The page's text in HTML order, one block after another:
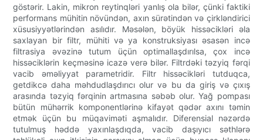
göstərir. Lakin, mikron reytinqləri yanlış ola bilər, çünki faktiki
performans mühitin növündən, axın sürətindən və çirkləndirici
xüsusiyyətlərindən asılıdır. Məsələn, böyük hissəcikləri əla
saxlayan bir filtr, mühiti və ya konstruksiyası əsasən incə
filtrasiya əvəzinə tutum üçün optimallaşdırılsa, çox incə
hissəciklərin keçməsinə icazə verə bilər. Filtrdəki təzyiq fərqi
vacib əməliyyat parametridir. Filtr hissəcikləri tutduqca,
getdikcə daha məhdudlaşdırıcı olur və bu da giriş və çıxış
arasında təzyiq fərqinin artmasına səbəb olur. Yağ pompası
bütün mühərrik komponentlərinə kifayət qədər axını təmin
etmək üçün bu müqaviməti aşmalıdır. Diferensial nəzərdə
tutulmuş həddə yaxınlaşdıqda, vacib daşıyıcı səthlərə